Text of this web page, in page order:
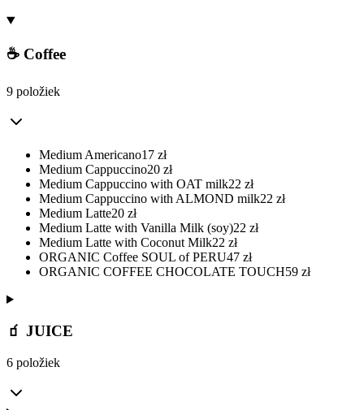
☕ Coffee
9 položiek
Medium Americano17 zł
Medium Cappuccino20 zł
Medium Cappuccino with OAT milk22 zł
Medium Cappuccino with ALMOND milk22 zł
Medium Latte20 zł
Medium Latte with Vanilla Milk (soy)22 zł
Medium Latte with Coconut Milk22 zł
ORGANIC Coffee SOUL of PERU47 zł
ORGANIC COFFEE CHOCOLATE TOUCH59 zł
🧃 JUICE
6 položiek